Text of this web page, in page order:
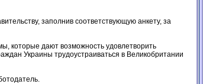
заполнив соответствующую анкету, за
которые дают возможность удовлетворить
Украины трудоустраиваться в Великобритании